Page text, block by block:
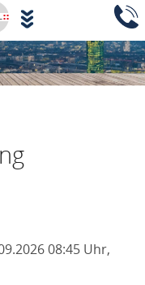
08:45 Uhr,